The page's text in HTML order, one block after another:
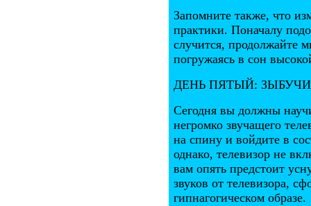
Запомните также, что
практики. Поначалу
случится, продолжайте
погружаясь в сон
ДЕНЬ ПЯТЫЙ:
Сегодня вы должны
негромко звучащего
на спину и войдите в
однако, телевизор не
вам опять предстоит
звуков от телевизора,
гипнагогическом образе.